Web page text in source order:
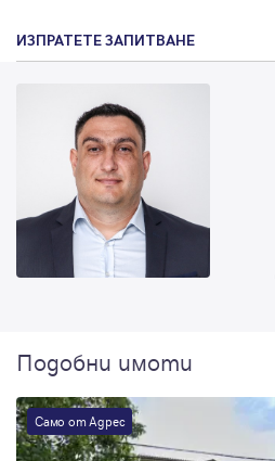
ИЗПРАТЕТЕ ЗАПИТВАНЕ
Подобни имоти
Само от Адрес